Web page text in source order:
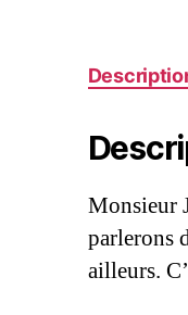
Monsieur
parlerons
ailleurs.